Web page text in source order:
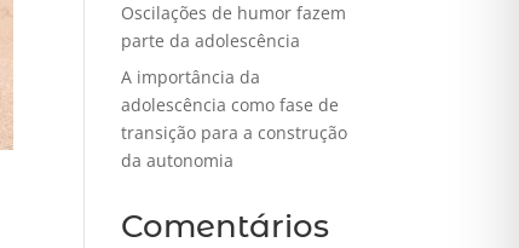
Oscilações de humor fazem
parte da adolescência
A importância da
adolescência como fase de
transição para a construção
da autonomia
Comentários